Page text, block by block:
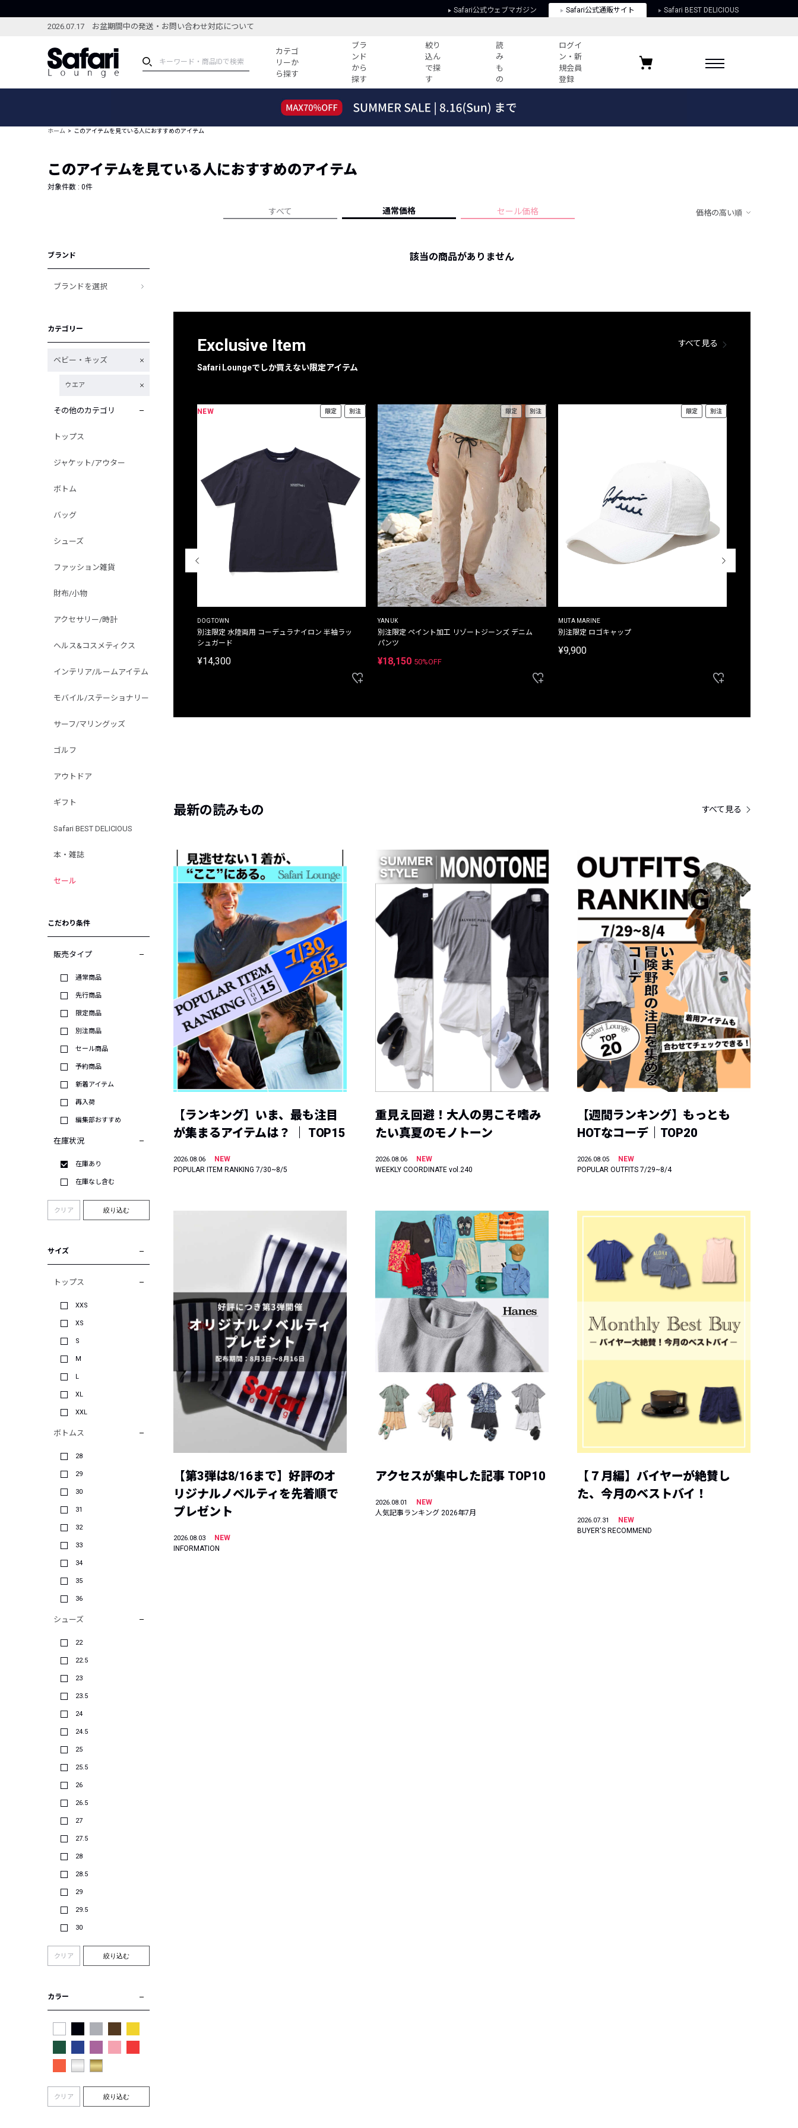
Safari公式ウェブマガジン Safari公式通販サイト Safari BEST DELICIOUS
2026.07.17 お盆期間中の発送・お問い合わせ対応について
カテゴ
リーか
ら探す
ブラ
ンド
から
探す
絞り
込ん
で探
す
読
み
も
の
ログイ
ン・新
規会員
登録
ブランドから探す
新着アイテム
編集部のおすすめアイテム
特集記事
コーディネート
すべての記事
ーデ紹介
人気記事ランキング
フォーカスブランド
プライバシーポリシー
お気に入りブランド
ホーム このアイテムを見ている人におすすめのアイテム
このアイテムを見ている人におすすめのアイテム
対象件数 : 0件
すべて 通常価格 セール価格 価格の高い順
ブランド
ブランドを選択
カテゴリー
ベビー・キッズ
ウエア
その他のカテゴリ
トップス
ジャケット/アウター
ボトム
バッグ
シューズ
ファッション雑貨
財布/小物
アクセサリー/時計
ヘルス&コスメティクス
インテリア/ルームアイテム
モバイル/ステーショナリー
サーフ/マリングッズ
ゴルフ
アウトドア
ギフト
Safari BEST DELICIOUS
本・雑誌
セール
こだわり条件
販売タイプ
通常商品
先行商品
限定商品
別注商品
セール商品
予約商品
新着アイテム
再入荷
編集部おすすめ
在庫状況
在庫あり
在庫なし含む
クリア 絞り込む
サイズ
トップス
XXS
XS
S
M
L
XL
XXL
ボトムス
28
29
30
31
32
33
34
35
36
シューズ
22
22.5
23
23.5
24
24.5
25
25.5
26
26.5
27
27.5
28
28.5
29
29.5
30
クリア 絞り込む
カラー
クリア 絞り込む
該当の商品がありません
Exclusive Item
Safari Loungeでしか買えない限定アイテム
すべて見る
THE DUFFER OF ST.GEORGE
プリントTシャツ
NEW 限定 別注
DOGTOWN
別注限定 水陸両用 コーデュラナイロン 半袖ラッ
シュガード
¥14,300
限定 別注
YANUK
別注限定 ペイント加工 リゾートジーンズ デニム
パンツ
¥18,150 50%OFF
限定 別注
MUTA MARINE
別注限定 ロゴキャップ
¥9,900
最新の読みもの すべて見る
【ランキング】いま、最も注目
が集まるアイテムは？ ｜ TOP15
2026.08.06
NEW
POPULAR ITEM RANKING 7/30~8/5
重見え回避！大人の男こそ嗜み
たい真夏のモノトーン
2026.08.06
NEW
WEEKLY COORDINATE vol.240
【週間ランキング】もっとも
HOTなコーデ｜TOP20
2026.08.05
NEW
POPULAR OUTFITS 7/29~8/4
【第3弾は8/16まで】好評のオ
リジナルノベルティを先着順で
プレゼント
2026.08.03
NEW
INFORMATION
アクセスが集中した記事 TOP10
2026.08.01
NEW
人気記事ランキング 2026年7月
【７月編】バイヤーが絶賛し
た、今月のベストバイ！
2026.07.31
NEW
BUYER'S RECOMMEND